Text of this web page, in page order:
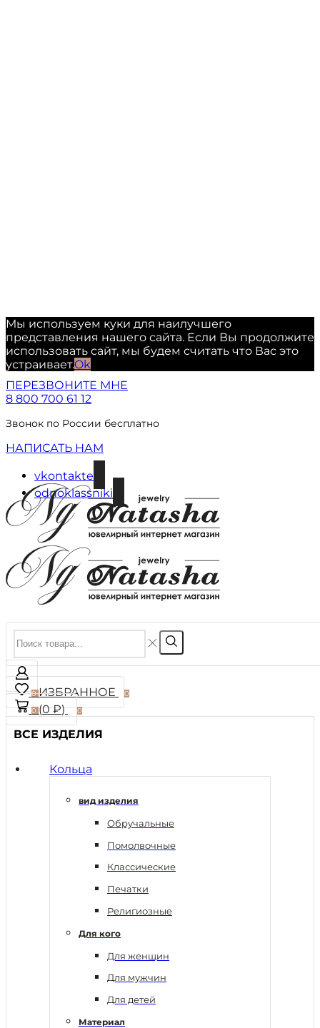
Мы используем куки для наилучшего
представления нашего сайта. Если Вы продолжите
использовать сайт, мы будем считать что Вас это
устраивает.Ok
ПЕРЕЗВОНИТЕ МНЕ
8 800 700 61 12
Звонок по России бесплатно
НАПИСАТЬ НАМ
vkontakte
odnoklassniki
0ИЗБРАННОЕ 0
0(0₽) 0
ВСЕ ИЗДЕЛИЯ
Кольца
вид изделия
Обручальные
Помолвочные
Классические
Печатки
Религиозные
Для кого
Для женщин
Для мужчин
Для детей
Материал